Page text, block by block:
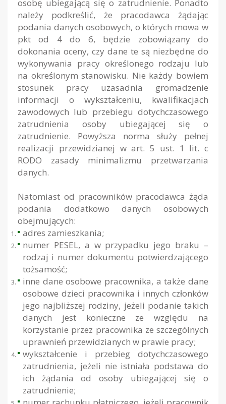
osobę ubiegającą się o zatrudnienie. Ponadto
należy podkreślić, że pracodawca żądając
podania danych osobowych, o których mowa w
pkt od 4 do 6, będzie zobowiązany do
dokonania oceny, czy dane te są niezbędne do
wykonywania pracy określonego rodzaju lub
na określonym stanowisku. Nie każdy bowiem
stosunek pracy uzasadnia gromadzenie
informacji o wykształceniu, kwalifikacjach
zawodowych lub przebiegu dotychczasowego
zatrudnienia osoby ubiegającej się o
zatrudnienie. Powyższa norma służy pełnej
realizacji przewidzianej w art. 5 ust. 1 lit. c
RODO zasady minimalizmu przetwarzania
danych.
Natomiast od pracowników pracodawca żąda
podania dodatkowo danych osobowych
obejmujących:
adres zamieszkania;
numer PESEL, a w przypadku jego braku –
rodzaj i numer dokumentu potwierdzającego
tożsamość;
inne dane osobowe pracownika, a także dane
osobowe dzieci pracownika i innych członków
jego najbliższej rodziny, jeżeli podanie takich
danych jest konieczne ze względu na
korzystanie przez pracownika ze szczególnych
uprawnień przewidzianych w prawie pracy;
wykształcenie i przebieg dotychczasowego
zatrudnienia, jeżeli nie istniała podstawa do
ich żądania od osoby ubiegającej się o
zatrudnienie;